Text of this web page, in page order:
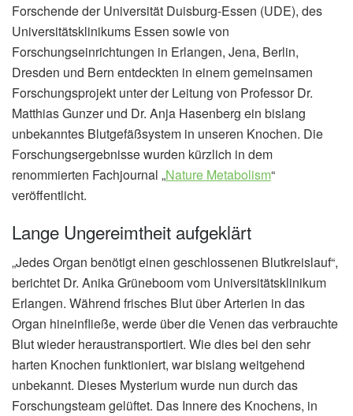
Forschende der Universität Duisburg-Essen (UDE), des
Universitätsklinikums Essen sowie von
Forschungseinrichtungen in Erlangen, Jena, Berlin,
Dresden und Bern entdeckten in einem gemeinsamen
Forschungsprojekt unter der Leitung von Professor Dr.
Matthias Gunzer und Dr. Anja Hasenberg ein bislang
unbekanntes Blutgefäßsystem in unseren Knochen. Die
Forschungsergebnisse wurden kürzlich in dem
renommierten Fachjournal „Nature Metabolism“
veröffentlicht.
Lange Ungereimtheit aufgeklärt
„Jedes Organ benötigt einen geschlossenen Blutkreislauf“,
berichtet Dr. Anika Grüneboom vom Universitätsklinikum
Erlangen. Während frisches Blut über Arterien in das
Organ hineinfließe, werde über die Venen das verbrauchte
Blut wieder heraustransportiert. Wie dies bei den sehr
harten Knochen funktioniert, war bislang weitgehend
unbekannt. Dieses Mysterium wurde nun durch das
Forschungsteam gelüftet. Das Innere des Knochens, in